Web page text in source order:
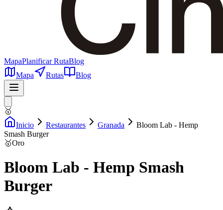
MapaPlanificar RutaBlog
Mapa
Rutas Blog
🥇
Inicio
Restaurantes Granada
Bloom Lab - Hemp
Smash Burger
🥇Oro
Bloom Lab - Hemp Smash
Burger